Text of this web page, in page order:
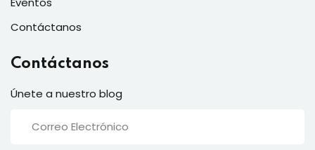
Contáctanos
Contáctanos
Únete a nuestro blog